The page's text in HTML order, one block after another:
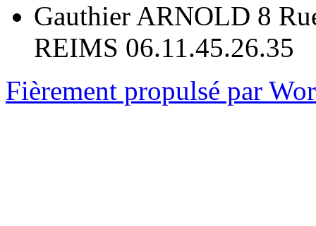
Gauthier ARNOLD 8
REIMS 06.11.45.26.35
Fièrement propulsé par